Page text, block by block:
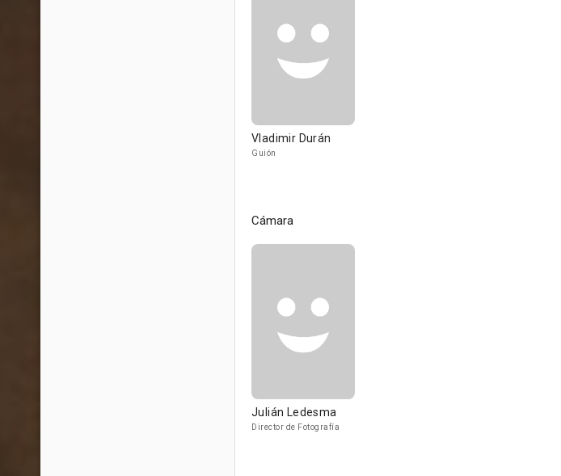
Vladimir Durán
Guión
Cámara
Julián Ledesma
Director de Fotografía